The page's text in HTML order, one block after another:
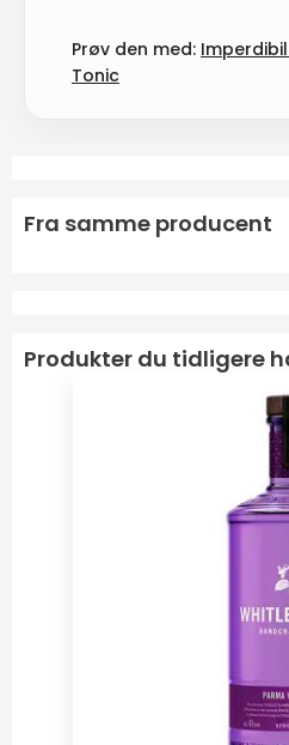
Prøv den med:
Tonic
Fra samme producent
Produkter du tidligere